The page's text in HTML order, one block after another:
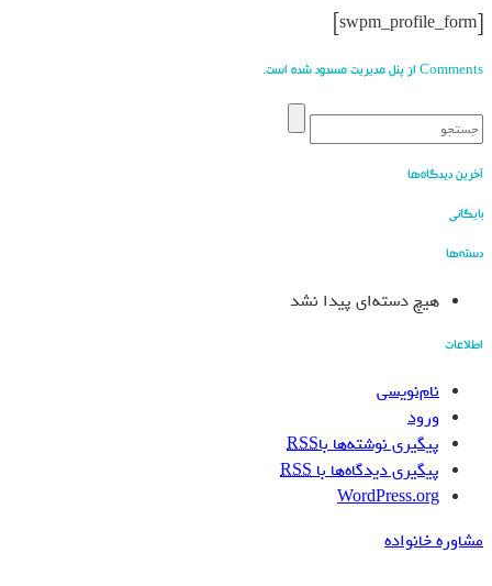
[swpm_profile_form]
Comments از پنل مدیریت مسدود شده است.
آخرین دیدگاه‌ها
بایگانی
دسته‌ها
هیچ دسته‌ای پیدا نشد
اطلاعات
نام‌نویسی
ورود
پیگیری نوشته‌ها باRSS
پیگیری دیدگاه‌ها باRSS
WordPress.org
مشاوره خانواده